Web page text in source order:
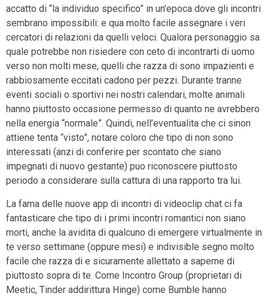
accatto di “la individuo specifico” in un’epoca dove gli incontri
sembrano impossibili: e qua molto facile assegnare i veri
cercatori di relazioni da quelli veloci. Qualora personaggio sa
quale potrebbe non risiedere con ceto di incontrarti di uomo
verso non molti mese, quelli che razza di sono impazienti e
rabbiosamente eccitati cadono per pezzi. Durante tranne
eventi sociali o sportivi nei nostri calendari, molte animali
hanno piuttosto occasione permesso di quanto ne avrebbero
nella energia “normale”. Quindi, nell’eventualita che ci sinon
attiene tenta “visto”, notare coloro che tipo di non sono
interessati (anzi di conferire per scontato che siano
impegnati di nuovo gestante) puo riconoscere piuttosto
periodo a considerare sulla cattura di una rapporto tra lui.
La fama delle nuove app di incontri di videoclip chat ci fa
fantasticare che tipo di i primi incontri romantici non siano
morti, anche la avidita di qualcuno di emergere virtualmente in
te verso settimane (oppure mesi) e indivisible segno molto
facile che razza di e sicuramente allettato a saperne di
piuttosto sopra di te. Come Incontro Group (proprietari di
Meetic, Tinder addirittura Hinge) come Bumble hanno